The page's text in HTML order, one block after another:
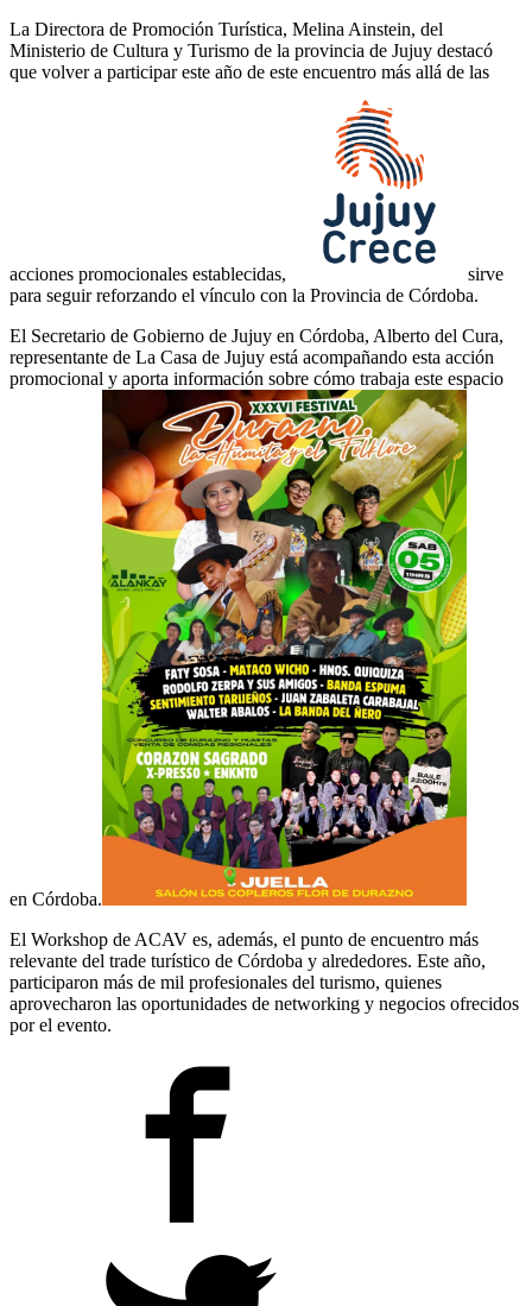
La Directora de Promoción Turística, Melina Ainstein, del
Ministerio de Cultura y Turismo de la provincia de Jujuy destacó
que volver a participar este año de este encuentro más allá de las
acciones promocionales establecidas,
sirve
para seguir reforzando el vínculo con la Provincia de Córdoba.
El Secretario de Gobierno de Jujuy en Córdoba, Alberto del Cura,
representante de La Casa de Jujuy está acompañando esta acción
promocional y aporta información sobre cómo trabaja este espacio
en Córdoba.
El Workshop de ACAV es, además, el punto de encuentro más
relevante del trade turístico de Córdoba y alrededores. Este año,
participaron más de mil profesionales del turismo, quienes
aprovecharon las oportunidades de networking y negocios ofrecidos
por el evento.